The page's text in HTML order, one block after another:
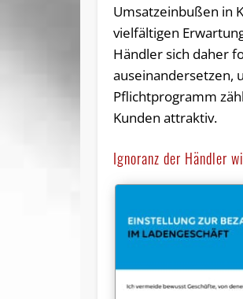
Umsatzeinbußen in
vielfältigen
Händler sich daher
auseinandersetzen,
Pflichtprogramm
Kunden attraktiv.
Ignoranz der Händler